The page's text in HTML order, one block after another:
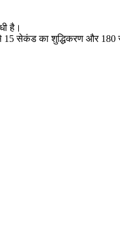
है।
15 सेकंड का शुद्धिकरण और 180